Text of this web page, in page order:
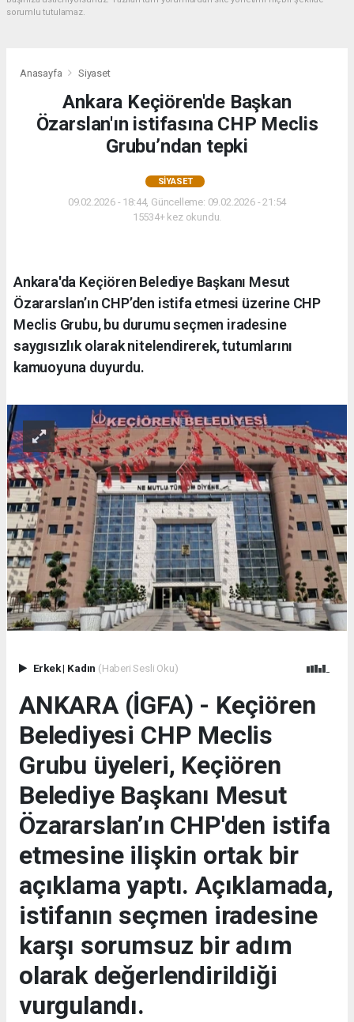
sorumlu tutulamaz.
Anasayfa Siyaset
Ankara Keçiören'de Başkan
Özarslan'ın istifasına CHP Meclis
Grubu’ndan tepki
SIYASET
09.02.2026 - 18:44, Güncelleme: 09.02.2026 - 21:54
15534+ kez okundu.
Ankara'da Keçiören Belediye Başkanı Mesut
Özararslan’ın CHP’den istifa etmesi üzerine CHP
Meclis Grubu, bu durumu seçmen iradesine
saygısızlık olarak nitelendirerek, tutumlarını
kamuoyuna duyurdu.
Erkek| Kadın (Haberi Sesli Oku)
ANKARA (İGFA) - Keçiören
Belediyesi CHP Meclis
Grubu üyeleri, Keçiören
Belediye Başkanı Mesut
Özararslan’ın CHP'den istifa
etmesine ilişkin ortak bir
açıklama yaptı. Açıklamada,
istifanın seçmen iradesine
karşı sorumsuz bir adım
olarak değerlendirildiği
vurgulandı.